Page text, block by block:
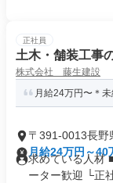
正社員
土木・舗装工事
株式会社 藤生建設
月給24万円〜＊
〒391-0013長野
月給24万円～40
求めている人材
ーター歓迎 └正